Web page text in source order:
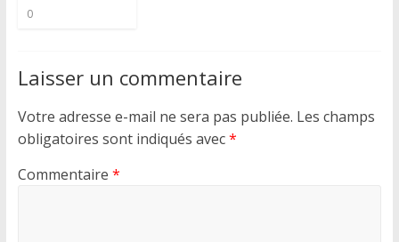
0
Laisser un commentaire
Votre adresse e-mail ne sera pas publiée. Les champs
obligatoires sont indiqués avec*
Commentaire *